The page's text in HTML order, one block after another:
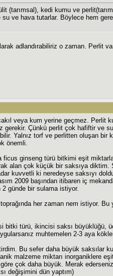
(tarımsal), kedi kumu ve
ve hava tutarlar. Böylece hem
adlandırabiliriz o zaman. Perlit
veya kum yerine geçmez. Perlit
Çünkü perlit çok hafiftir ve
Yalnız torf ve perlitten oluşan bir
önemli.
ginseng türü bitkimi eşit
alan çok küçük bir saksıya diktim.
kuvvetli ki neredeyse saksıyı
2009 başından itibaren iç
2 günde bir sulama istiyor.
her zaman nem istiyor.
türü, ikincisi saksı büyüklüğü,
muhtemelen 2-3 aya
Bu sefer daha büyük saksılar
malzeme miktarı inorganiklere
çok daha büyük. Merak
değişimini dün yaptım)